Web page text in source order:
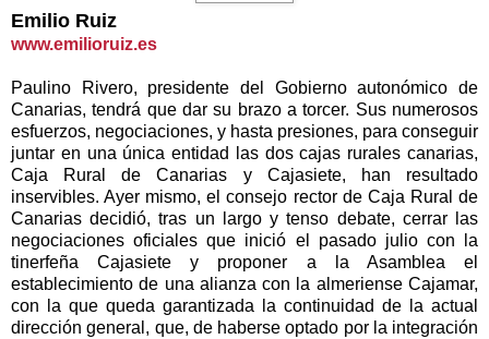
Emilio Ruiz
www.emilioruiz.es
Paulino Rivero, presidente del Gobierno autonómico de
Canarias, tendrá que dar su brazo a torcer. Sus numerosos
esfuerzos, negociaciones, y hasta presiones, para conseguir
juntar en una única entidad las dos cajas rurales canarias,
Caja Rural de Canarias y Cajasiete, han resultado
inservibles. Ayer mismo, el consejo rector de Caja Rural de
Canarias decidió, tras un largo y tenso debate, cerrar las
negociaciones oficiales que inició el pasado julio con la
tinerfeña Cajasiete y proponer a la Asamblea el
establecimiento de una alianza con la almeriense Cajamar,
con la que queda garantizada la continuidad de la actual
dirección general, que, de haberse optado por la integración